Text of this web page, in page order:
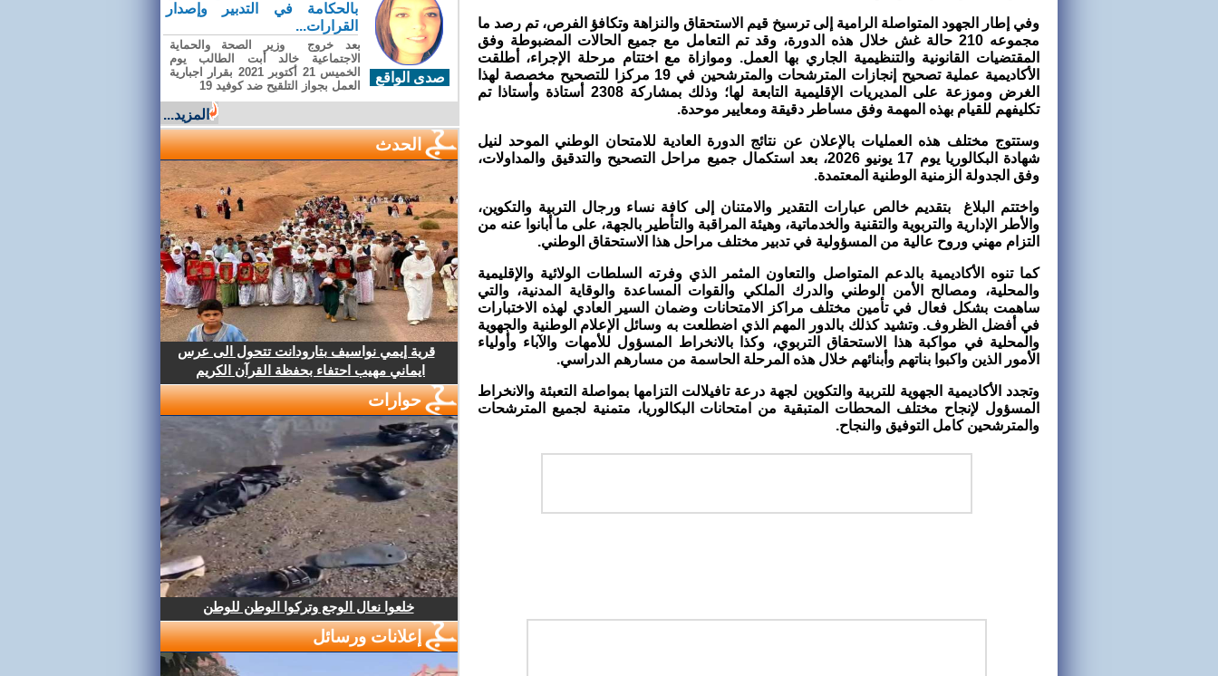
وفي إطار الجهود المتواصلة الرامية إلى ترسيخ قيم الاستحقاق والنزاهة وتكافؤ الفرص، تم رصد ما
مجموعه 210 حالة غش خلال هذه الدورة، وقد تم التعامل مع جميع الحالات المضبوطة وفق
المقتضيات القانونية والتنظيمية الجاري بها العمل. وموازاة مع اختتام مرحلة الإجراء، أطلقت
الأكاديمية عملية تصحيح إنجازات المترشحات والمترشحين في 19 مركزا للتصحيح مخصصة لهذا
الغرض وموزعة على المديريات الإقليمية التابعة لها؛ وذلك بمشاركة 2308 أستاذة وأستاذا تم
تكليفهم للقيام بهذه المهمة وفق مساطر دقيقة ومعايير موحدة.
وستتوج مختلف هذه العمليات بالإعلان عن نتائج الدورة العادية للامتحان الوطني الموحد لنيل
شهادة البكالوريا يوم 17 يونيو 2026، بعد استكمال جميع مراحل التصحيح والتدقيق والمداولات،
وفق الجدولة الزمنية الوطنية المعتمدة.
واختتم البلاغ بتقديم خالص عبارات التقدير والامتنان إلى كافة نساء ورجال التربية والتكوين،
والأطر الإدارية والتربوية والتقنية والخدماتية، وهيئة المراقبة والتأطير بالجهة، على ما أبانوا عنه من
التزام مهني وروح عالية من المسؤولية في تدبير مختلف مراحل هذا الاستحقاق الوطني.
كما تنوه الأكاديمية بالدعم المتواصل والتعاون المثمر الذي وفرته السلطات الولائية والإقليمية
والمحلية، ومصالح الأمن الوطني والدرك الملكي والقوات المساعدة والوقاية المدنية، والتي
ساهمت بشكل فعال في تأمين مختلف مراكز الامتحانات وضمان السير العادي لهذه الاختبارات
في أفضل الظروف. وتشيد كذلك بالدور المهم الذي اضطلعت به وسائل الإعلام الوطنية والجهوية
والمحلية في مواكبة هذا الاستحقاق التربوي، وكذا بالانخراط المسؤول للأمهات والآباء وأولياء
الأمور الذين واكبوا بناتهم وأبنائهم خلال هذه المرحلة الحاسمة من مسارهم الدراسي.
وتجدد الأكاديمية الجهوية للتربية والتكوين لجهة درعة تافيلالت التزامها بمواصلة التعبئة والانخراط
المسؤول لإنجاح مختلف المحطات المتبقية من امتحانات البكالوريا، متمنية لجميع المترشحات
والمترشحين كامل التوفيق والنجاح.
صدى الواقع
بالحكامة في التدبير وإصدار
القرارات...
بعد خروج وزير الصحة والحماية
الاجتماعية خالد أبت الطالب يوم
الخميس 21 أكتوبر 2021 بقرار اجبارية
العمل بجواز التلقيح ضد كوفيد 19
المزيد...
الحدث
قرية إيمي نواسيف بتارودانت تتحول الى عرس
ايماني مهيب احتفاء بحفظة القرآن الكريم
حوارات
خلعوا نعال الوجع وتركوا الوطن للوطن
إعلانات ورسائل